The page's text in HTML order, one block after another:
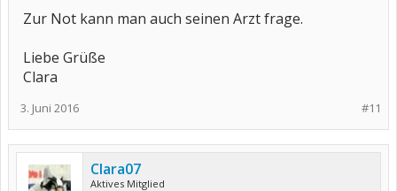
Zur Not kann man auch seinen Arzt frage.
Liebe Grüße
Clara
#11
3. Juni 2016
Clara07
Aktives Mitglied